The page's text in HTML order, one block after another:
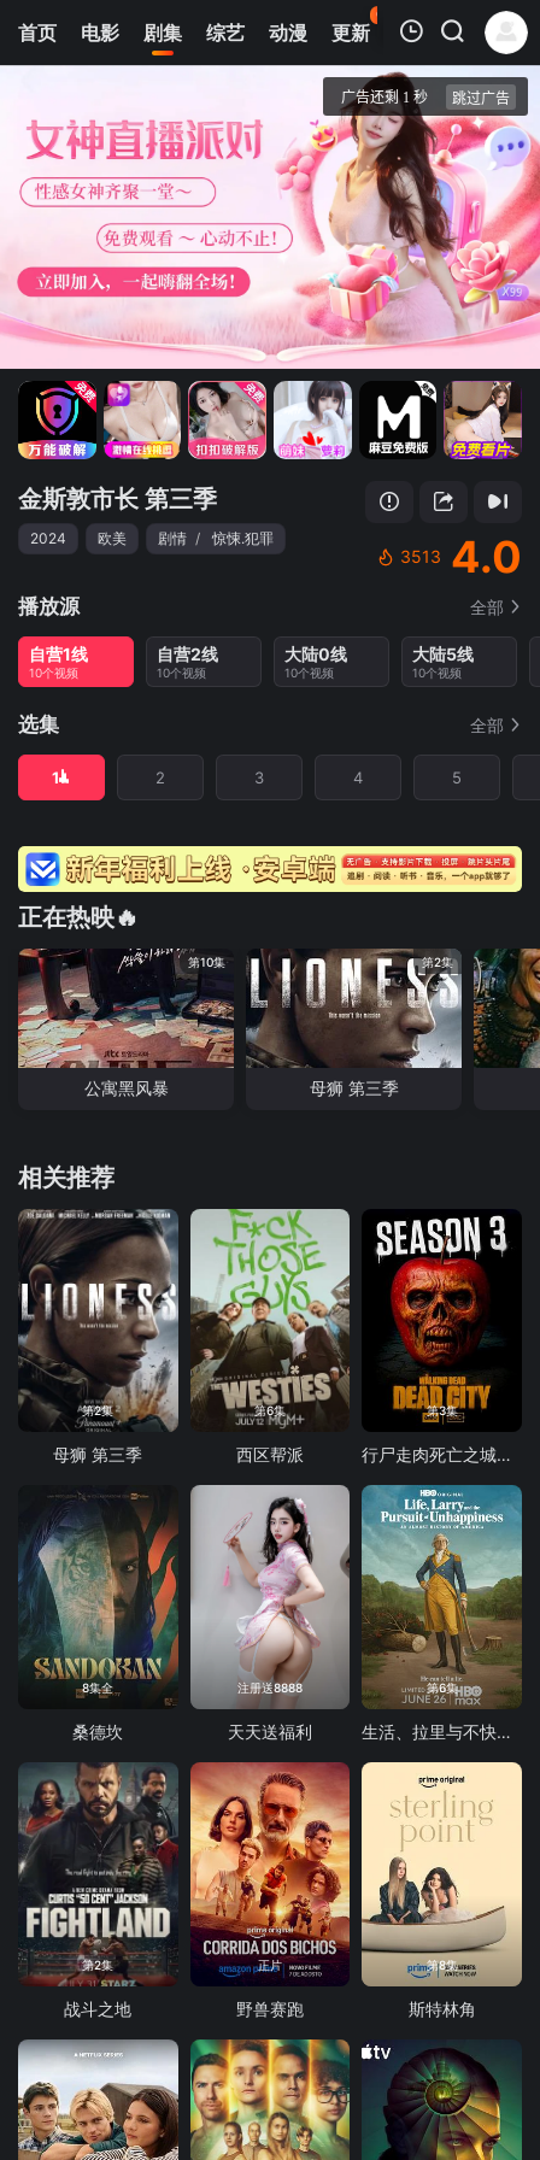
首页 电影 剧集 综艺 动漫 更新
61
热榜 APP
金斯敦市长 第三季
金斯敦市长 第三季
2024 欧美 剧情 / 惊悚.犯罪
3513 4.0
播放源 全部
自营1线
10个视频
自营2线
10个视频
大陆0线
10个视频
大陆5线
10个视频
选集 全部
1 2 3 4 5
正在热映🔥
第10集
公寓黑风暴
第2集
母狮 第三季
相关推荐
第2集
母狮 第三季
第6集
西区帮派
第3集
行尸走肉死亡之城第三季
8集全
桑德坎
注册送8888
天天送福利
第6集
生活、拉里与不快乐的追求：一部美国史
第2集
战斗之地
正片
野兽赛跑
第8集
斯特林角